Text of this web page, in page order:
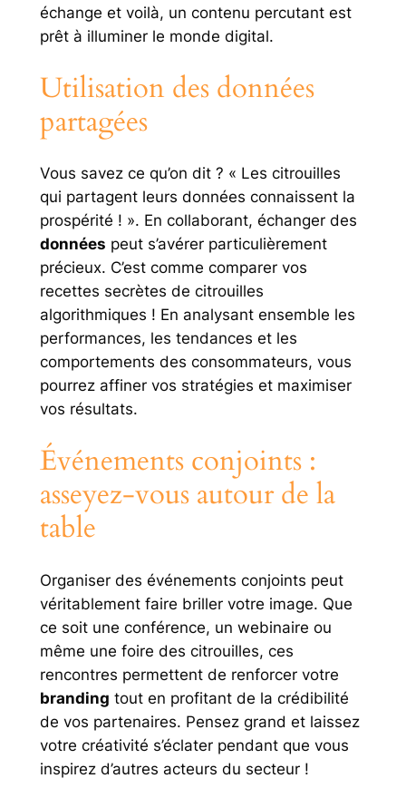
échange et voilà, un contenu percutant est
prêt à illuminer le monde digital.
Utilisation des données
partagées
Vous savez ce qu’on dit ? « Les citrouilles
qui partagent leurs données connaissent la
prospérité ! ». En collaborant, échanger des
données peut s’avérer particulièrement
précieux. C’est comme comparer vos
recettes secrètes de citrouilles
algorithmiques ! En analysant ensemble les
performances, les tendances et les
comportements des consommateurs, vous
pourrez affiner vos stratégies et maximiser
vos résultats.
Événements conjoints :
asseyez-vous autour de la
table
Organiser des événements conjoints peut
véritablement faire briller votre image. Que
ce soit une conférence, un webinaire ou
même une foire des citrouilles, ces
rencontres permettent de renforcer votre
branding tout en profitant de la crédibilité
de vos partenaires. Pensez grand et laissez
votre créativité s’éclater pendant que vous
inspirez d’autres acteurs du secteur !